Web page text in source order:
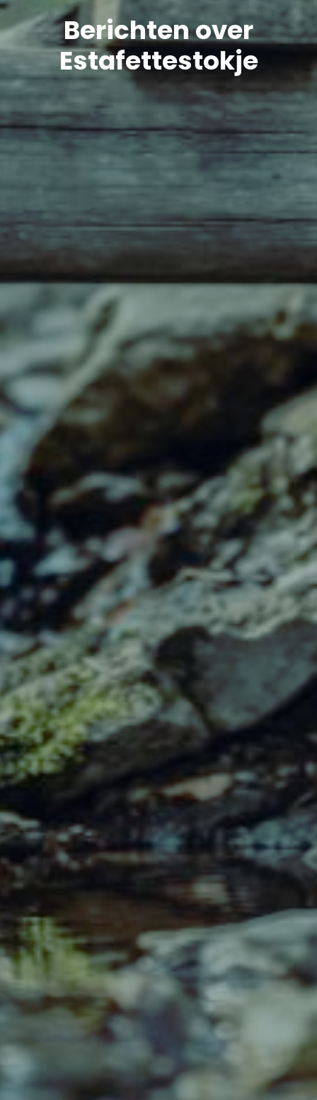
Berichten over
Estafettestokje